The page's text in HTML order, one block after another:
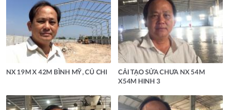
NX 19M X 42M BÌNH MỸ , CỦ CHI
CẢI TẠO SỬA CHƯA NX 54M
X54M HINH 3